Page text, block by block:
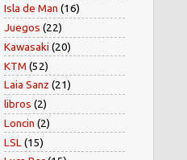
Isla de Man (16)
Juegos (22)
Kawasaki (20)
KTM (52)
Laia Sanz (21)
libros (2)
Loncin (2)
LSL (15)